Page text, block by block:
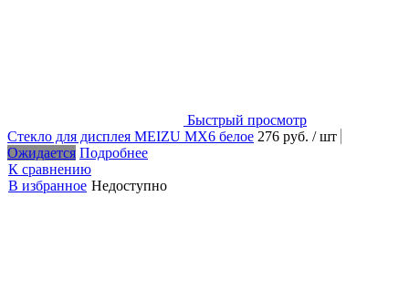
Быстрый просмотр
Стекло для дисплея MEIZU MX6 белое 276 руб. / шт
Ожидается Подробнее
К сравнению
В избранное Недоступно